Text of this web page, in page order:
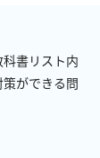
書リスト内
ができる問